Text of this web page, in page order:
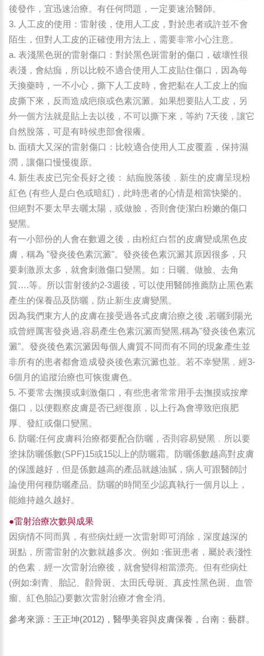
後發作，宜迅速治療。有任何問題，一定要速洽醫師。
3. 人工皮的使用：雷射後，使用人工皮，對於患者或許並不會
陌生，但對人工皮的正確使用方法上，需要非常小心注意。
a. 表淺黑色斑的雷射傷口：對於黑色斑雷射的傷口，破壞性很
表淺，會結痂，所以比較不適合使用人工皮貼住傷口，因為每
天換藥時，一不小心，撕下人工皮時，會把黏在人工皮上的痂
皮撕下來，反而造成疤痕或色素沉澱。如果想要貼人工皮，另
外一個方法就是貼上去以後，不可以撕下來，等約 7天後，讓它
自然脫落，可是有時候患部會很癢。
b. 面積大又深的雷射傷口：比較適合使用人工皮覆蓋，保持濕
潤，讓傷口慢慢復原。
4. 新生表皮已完全長好之後： 結痂脫落後﹐新生的皮膚呈現粉
紅色 (有些人是白色或暗紅)，此時患者的心情是相當快樂的。
但絕對不要太早去曬太陽，或做臉，否則會使潔白粉嫩的傷口
變黑。
有一小部份的人會在數週之後，由粉紅白皙的皮膚變成黑色皮
膚，稱為 "發炎後色素沉澱"。發炎後色素沉澱其原因很多，只
要刺激原太多，就會刺激傷口變黑。如：日曬、做臉、去角
質….等。所以雷射後約2-3週後，可以使用醫師推薦防止黑色素
產生的保養品及防曬，防止新生皮膚變黑。
因為我們東方人的皮膚在接受過各式皮膚治療之後 ,若曬到陽光
或曾經厲害發炎過,容易產生色素沉澱而變黑,稱為"發炎後色素沉
澱"。發炎後色素沉澱因每個人膚質不同而有不同的現象產生並
非所有的患者都會造成發炎後色素沉澱也並。若不幸變黑﹐經3-
6個月的追蹤治療也可恢復膚色。
5. 不要常去撫摸或刺激傷口，有些患者常常用手去撫摸或按摩
傷口，以便觀察皮膚是否已經復原，以上行為會導致疤痕肥
厚、發紅或傷口變黑。
6. 防曬:任何皮膚科治療都要配合防曬，否則容易變黑﹐所以要
塗抹防曬係數(SPF)15或15以上的防曬霜。防曬係數越高對皮膚
的保護越好，但是係數越高的產品就越油膩，病人可跟醫師討
論使用何種防曬產品。防曬的時間至少認真執行一個月以上，
能維持越久越好。
●雷射治療次數與成果
因病情不同而異，有些病灶經一次雷射即可消除，深度越深的
斑點，所需雷射的次數就越多次。例如 :雀斑患者，屬於表淺性
的色素﹐經一次雷射治療後，就會變得相當漂亮。但有些病灶
(例如:刺青、胎記、顴骨斑、太田氏母斑、真皮性黑色斑、血管
瘤、紅色胎記)要數次雷射治療才會全消。
參考來源：王正坤(2012) ，醫學美容與皮膚保養，台南：藝群。